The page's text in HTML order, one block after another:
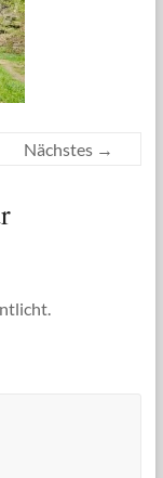
Nächstes →